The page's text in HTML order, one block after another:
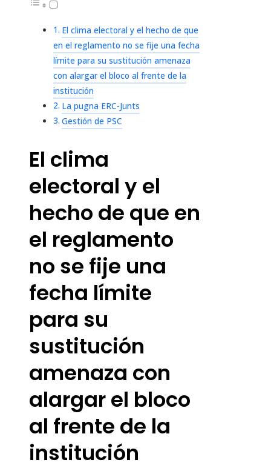
El clima electoral y el hecho de que
en el reglamento no se fije una fecha
límite para su sustitución amenaza
con alargar el bloco al frente de la
institución
La pugna ERC-Junts
Gestión de PSC
El clima
electoral y el
hecho de que en
el reglamento
no se fije una
fecha límite
para su
sustitución
amenaza con
alargar el bloco
al frente de la
institución